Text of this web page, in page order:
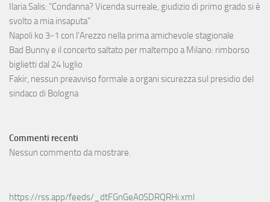
Ilaria Salis: “Condanna? Vicenda surreale, giudizio di primo grado si è
svolto a mia insaputa”
Napoli ko 3-1 con l’Arezzo nella prima amichevole stagionale
Bad Bunny e il concerto saltato per maltempo a Milano: rimborso
biglietti dal 24 luglio
Fakir, nessun preavviso formale a organi sicurezza sul presidio del
sindaco di Bologna
Commenti recenti
Nessun commento da mostrare.
https://rss.app/feeds/_dtFGnGeA0SDRQRHi.xml